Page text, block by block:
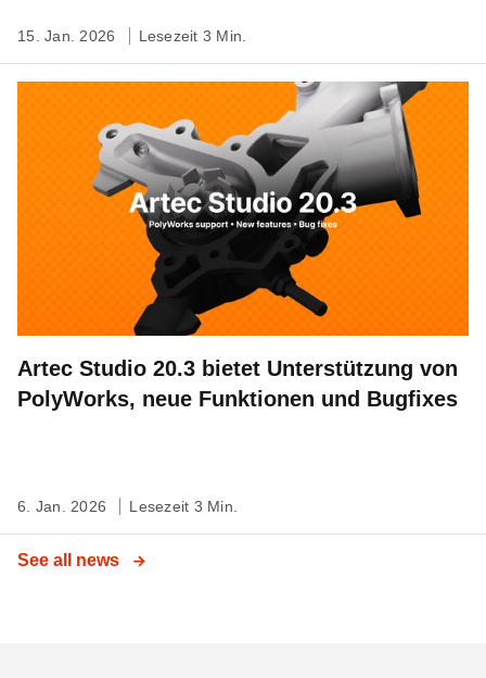
15. Jan. 2026 Lesezeit 3 Min.
Artec Studio 20.3 bietet Unterstützung von
PolyWorks, neue Funktionen und Bugfixes
6. Jan. 2026 Lesezeit 3 Min.
See all news